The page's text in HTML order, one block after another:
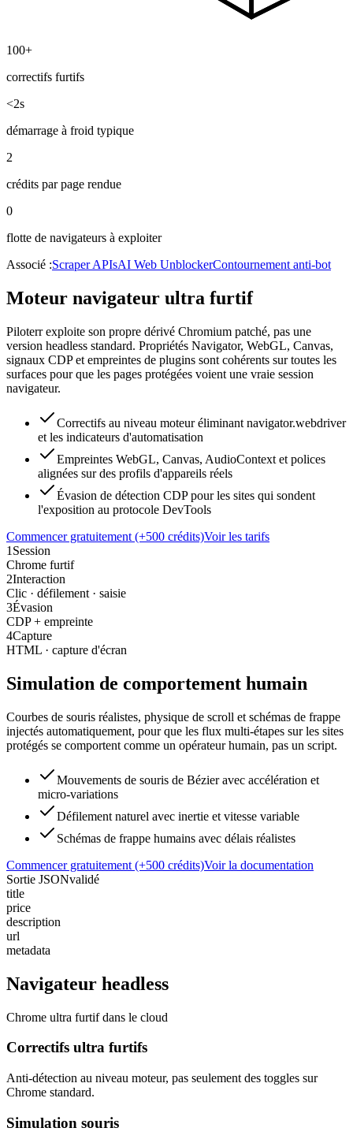
100+
correctifs furtifs
<2s
démarrage à froid typique
2
crédits par page rendue
0
flotte de navigateurs à exploiter
Associé :Scraper APIsAI Web UnblockerContournement anti-bot
Moteur navigateur ultra furtif
Piloterr exploite son propre dérivé Chromium patché, pas une
version headless standard. Propriétés Navigator, WebGL, Canvas,
signaux CDP et empreintes de plugins sont cohérents sur toutes les
surfaces pour que les pages protégées voient une vraie session
navigateur.
Correctifs au niveau moteur éliminant navigator.webdriver
et les indicateurs d'automatisation
Empreintes WebGL, Canvas, AudioContext et polices
alignées sur des profils d'appareils réels
Évasion de détection CDP pour les sites qui sondent
l'exposition au protocole DevTools
Commencer gratuitement (+500 crédits)Voir les tarifs
1 Session
Chrome furtif
2Interaction
Clic · défilement · saisie
3Évasion
CDP + empreinte
4Capture
HTML · capture d'écran
Simulation de comportement humain
Courbes de souris réalistes, physique de scroll et schémas de frappe
injectés automatiquement, pour que les flux multi-étapes sur les sites
protégés se comportent comme un opérateur humain, pas un script.
Mouvements de souris de Bézier avec accélération et
micro-variations
Défilement naturel avec inertie et vitesse variable
Schémas de frappe humains avec délais réalistes
Commencer gratuitement (+500 crédits)Voir la documentation
Sortie JSONvalidé
title
price
description
url
metadata
Navigateur headless
Chrome ultra furtif dans le cloud
Correctifs ultra furtifs
Anti-détection au niveau moteur, pas seulement des toggles sur
Chrome standard.
Simulation souris